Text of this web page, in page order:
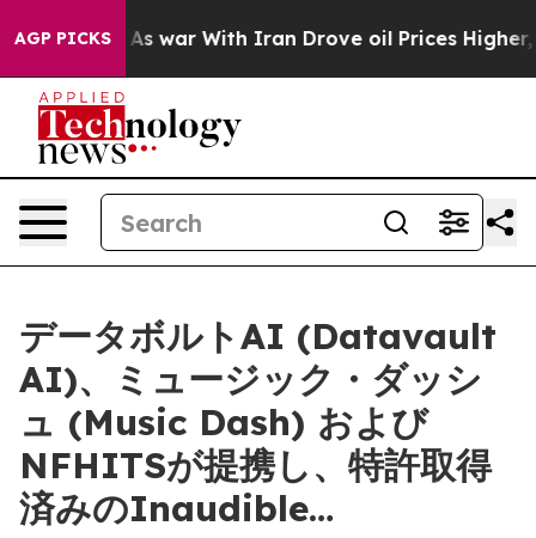
AGP PICKS
As war With Iran Drove oil Prices Higher, Trump
データボルトAI (Datavault
AI)、ミュージック・ダッシ
ュ (Music Dash) および
NFHITSが提携し、特許取得
済みのInaudible…